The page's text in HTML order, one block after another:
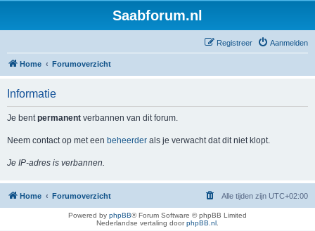
Saabforum.nl
Aanmelden
Registreer
Home Forumoverzicht
Informatie
Je bentpermanent verbannen van dit forum.
Neem contact op met een beheerder als je verwacht dat dit niet klopt.
Je IP-adres is verbannen.
Home Forumoverzicht Alle tijden zijn UTC+02:00
Powered by phpBB® Forum Software © phpBB Limited
Nederlandse vertaling doorphpBB.nl